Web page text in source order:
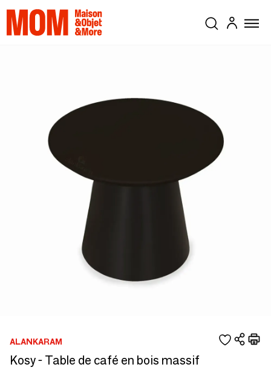
ALANKARAM
Kosy - Table de café en bois massif